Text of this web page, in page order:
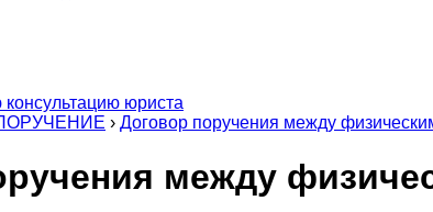
› Договор поручения между
между